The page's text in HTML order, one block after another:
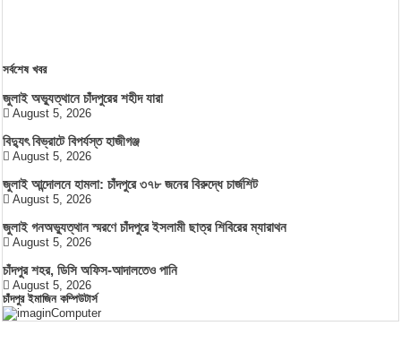
সর্বশেষ খবর
জুলাই অভ্যুত্থানে চাঁদপুরের শহীদ যারা
August 5, 2026
বিদ্যুৎ বিভ্রাটে বিপর্যস্ত হাজীগঞ্জ
August 5, 2026
জুলাই আন্দোলনে হামলা: চাঁদপুরে ৩৭৮ জনের বিরুদ্ধে চার্জশিট
August 5, 2026
জুলাই গনঅভ্যুত্থান স্মরণে চাঁদপুরে ইসলামী ছাত্র শিবিরের ম্যারাথন
August 5, 2026
চাঁদপুর শহর, ডিসি অফিস-আদালতেও পানি
August 5, 2026
চাঁদপুর ইমাজিন কম্পিউটার্স